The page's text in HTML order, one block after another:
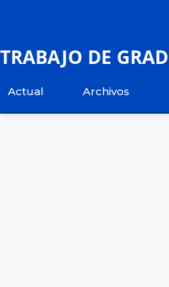
TRABAJO DE
Actual Archivos